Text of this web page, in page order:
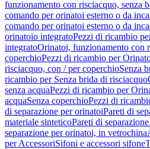
funzionamento con risciacquo, senza
comando per orinatoi esterno o da
comando per orinatoi esterno o da
orinatoio integratoPezzi di ricambio
integratoOrinatoi, funzionamento con
coperchioPezzi di ricambio per
risciacquo, con / per coperchioSenza
ricambio per Senza brida di risciacquo
senza acquaPezzi di ricambio per
acquaSenza coperchioPezzi di
di separazione per orinatoiPareti di
materiale sinteticoPareti di
separazione per orinatoi, in vetrochina
per AccessoriSifoni e accessori sifone